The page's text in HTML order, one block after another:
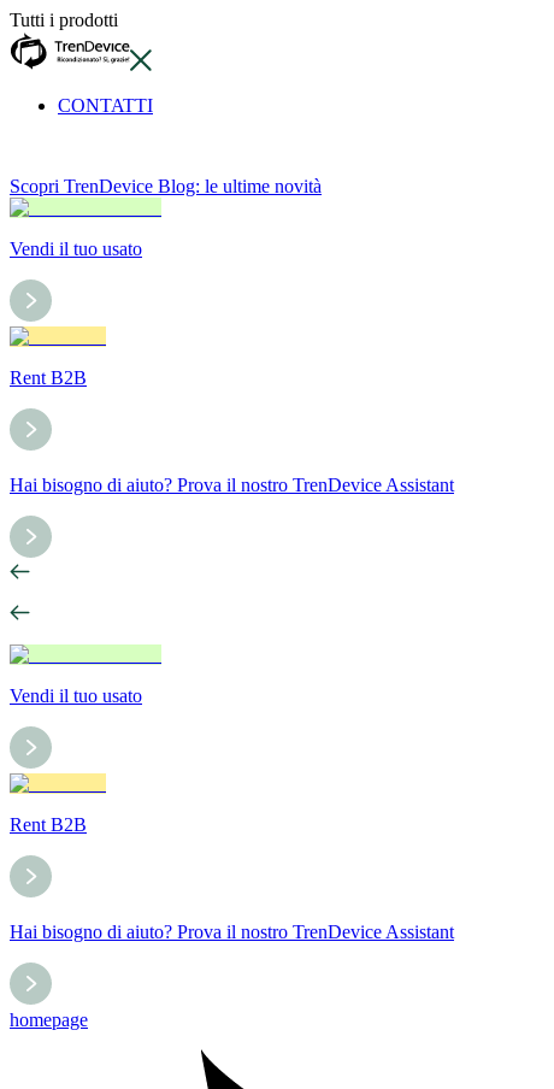
Tutti i prodotti
CONTATTI
Scopri TrenDevice Blog: le ultime novità
Vendi il tuo usato
Rent B2B
Hai bisogno di aiuto? Prova il nostro TrenDevice Assistant
Vendi il tuo usato
Rent B2B
Hai bisogno di aiuto? Prova il nostro TrenDevice Assistant
homepage